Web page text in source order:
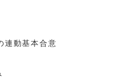
連動基本合意